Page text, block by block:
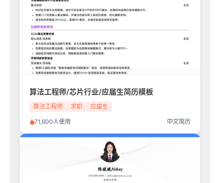
算法工程师/芯片行业/应届生简历模板
算法工程师 求职 应届生
71,600人使用 中文简历